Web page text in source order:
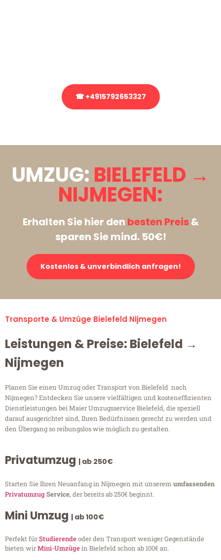
☎ +4915792653327
UMZUG: BIELEFELD →
NIJMEGEN:
Erhalten Sie hier den besten Preis&
sparen Sie mind. 50€!
Kostenlos & unverbindlich anfragen!
Transporte & Umzüge Bielefeld Nijmegen
Leistungen & Preise: Bielefeld →
Nijmegen
Planen Sie einen Umzug oder Transport von Bielefeld nach
Nijmegen? Entdecken Sie unsere vielfältigen und kosteneffizienten
Dienstleistungen bei Maier Umzugsservice Bielefeld, die speziell
darauf ausgerichtet sind, Ihren Bedürfnissen gerecht zu werden und
den Übergang so reibungslos wie möglich zu gestalten.
Privatumzug | ab 250€
Starten Sie Ihren Neuanfang in Nijmegen mit unserem umfassenden
PrivatumzugService, der bereits ab 250€ beginnt.
Mini Umzug | ab 100€
Perfekt fürStudierendeoder den Transport weniger Gegenstände
bieten wirMini-Umzügein Bielefeld schon ab 100€ an.